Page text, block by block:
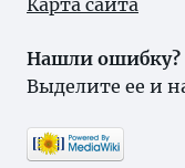
Карта сайта
Нашли ошибку?
Выделите ее и